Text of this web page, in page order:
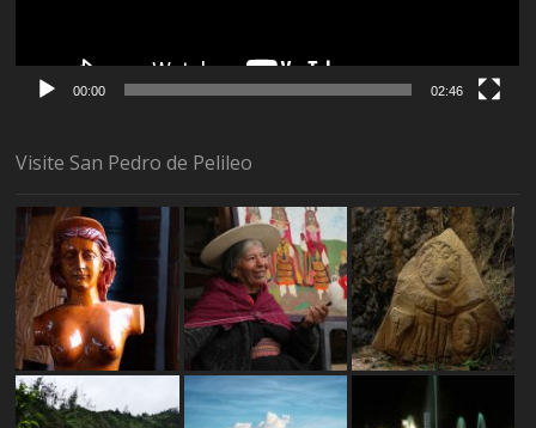
00:00 02:46
Visite San Pedro de Pelileo